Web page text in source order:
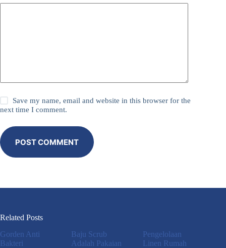
Save my name, email and website in this browser for the
next time I comment.
POST COMMENT
Related Posts
Gorden Anti
Bakteri
Baju Scrub
Adalah Pakaian
Pengelolaan
Linen Rumah